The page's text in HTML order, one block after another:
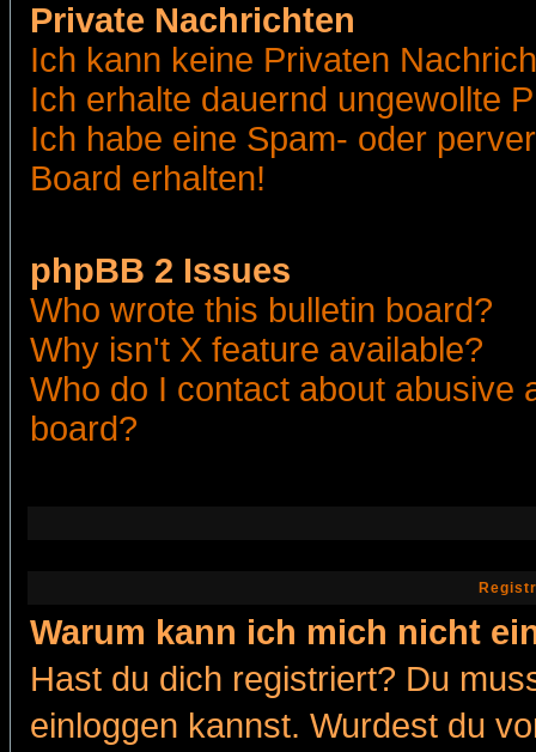
Private Nachrichten
Ich kann keine Privaten
Ich erhalte dauernd ungewollte
Ich habe eine Spam- oder
Board erhalten!
phpBB 2 Issues
Who wrote this bulletin board?
Why isn't X feature available?
Who do I contact about abusive
board?
Warum kann ich mich nicht
Hast du dich registriert? Du
einloggen kannst. Wurdest du